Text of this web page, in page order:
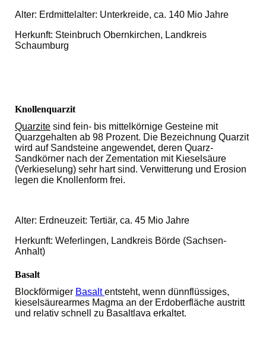
Alter: Erdmittelalter: Unterkreide, ca. 140 Mio Jahre
Herkunft: Steinbruch Obernkirchen, Landkreis
Schaumburg
Knollenquarzit
Quarzite sind fein- bis mittelkörnige Gesteine mit
Quarzgehalten ab 98 Prozent. Die Bezeichnung Quarzit
wird auf Sandsteine angewendet, deren Quarz-
Sandkörner nach der Zementation mit Kieselsäure
(Verkieselung) sehr hart sind. Verwitterung und Erosion
legen die Knollenform frei.
Alter: Erdneuzeit: Tertiär, ca. 45 Mio Jahre
Herkunft: Weferlingen, Landkreis Börde (Sachsen-
Anhalt)
Basalt
Blockförmiger Basaltentsteht, wenn dünnflüssiges,
kieselsäurearmes Magma an der Erdoberfläche austritt
und relativ schnell zu Basaltlava erkaltet.